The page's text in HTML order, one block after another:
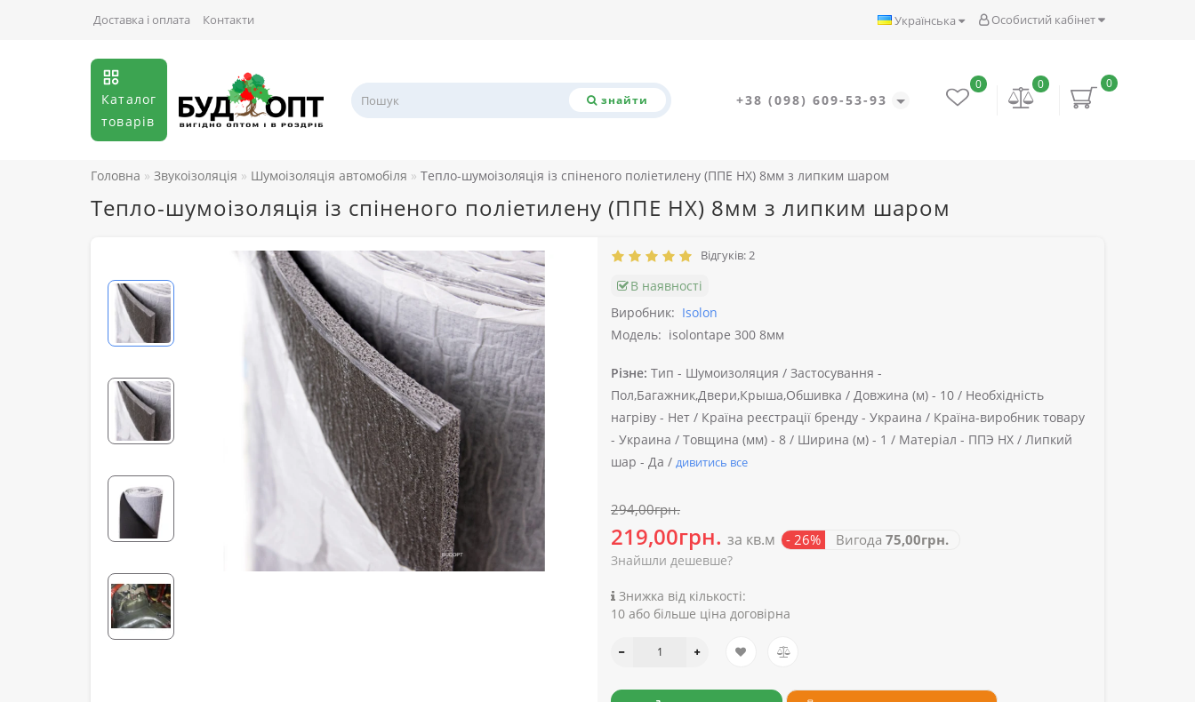
Особистий кабінет
Українська
Доставка і оплата Контакти
Каталог
товарів
знайти +38 (098) 609-53-93
0
0
0
Головна Звукоізоляція Шумоізоляція автомобіля Тепло-шумоізоляція із спіненого поліетилену (ППЕ НХ) 8мм з липким шаром
Тепло-шумоізоляція із спіненого поліетилену (ППЕ НХ) 8мм з липким шаром
Відгуків: 2
В наявності
Виробник: Isolon
Модель: isolontape 300 8мм
Різне: Тип - Шумоизоляция / Застосування -
Пол,Багажник,Двери,Крыша,Обшивка / Довжина (м) - 10 / Необхідність
нагріву - Нет / Країна реєстрації бренду - Украина / Країна-виробник товару
- Украина / Товщина (мм) - 8 / Ширина (м) - 1 / Матеріал - ППЭ НХ / Липкий
шар - Да / дивитись все
294,00грн.
219,00грн. за кв.м - 26% Вигода 75,00грн.
Знайшли дешевше?
Знижка від кількості:
10 або більше ціна договірна